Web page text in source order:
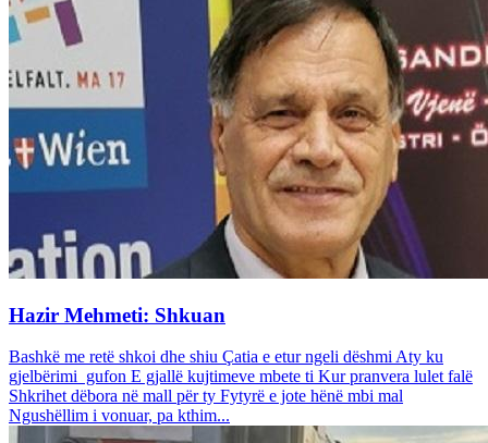
Hazir Mehmeti: Shkuan
Bashkë me retë shkoi dhe shiu Çatia e etur ngeli dëshmi Aty ku
gjelbërimi gufon E gjallë kujtimeve mbete ti Kur pranvera lulet falë
Shkrihet dëbora në mall për ty Fytyrë e jote hënë mbi mal
Ngushëllim i vonuar, pa kthim...